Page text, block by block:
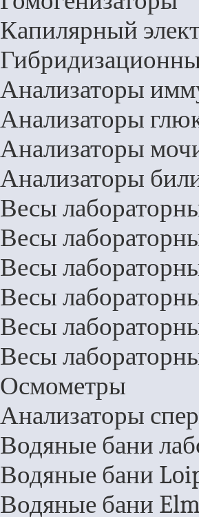
Капилярный
Анализаторы
Анализаторы
Анализаторы
Анализаторы
Весы
Весы
Весы
Весы
Весы
Весы
Осмометры
Анализаторы
Водяные бани
Водяные бани
Водяные бани